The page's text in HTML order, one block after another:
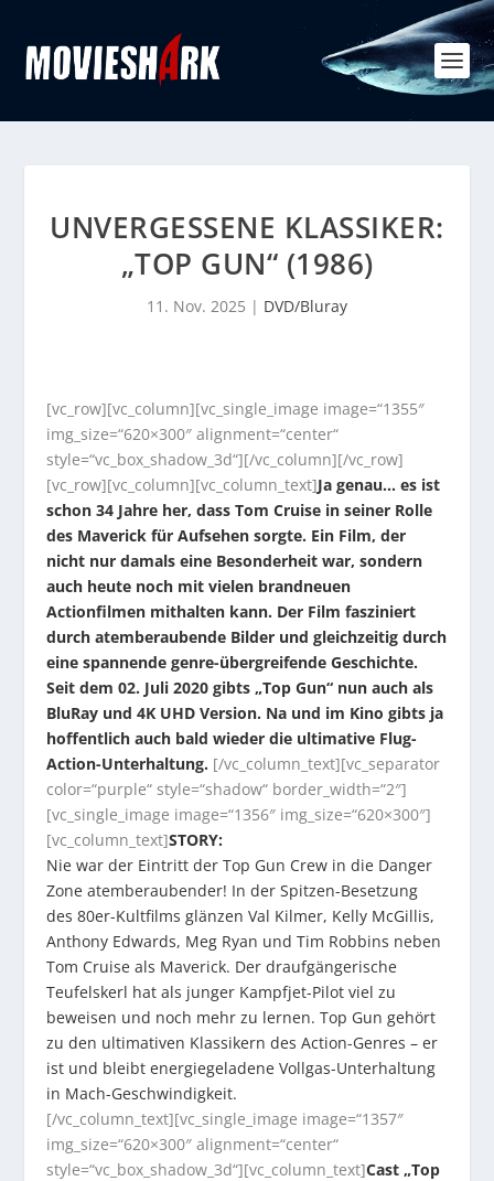
UNVERGESSENE KLASSIKER:
„TOP GUN“ (1986)
11. Nov. 2025 | DVD/Bluray
[vc_row][vc_column][vc_single_image image=“1355″
img_size=“620×300″ alignment=“center“
style=“vc_box_shadow_3d“][/vc_column][/vc_row]
[vc_row][vc_column][vc_column_text]Ja genau… es ist
schon 34 Jahre her, dass Tom Cruise in seiner Rolle
des Maverick für Aufsehen sorgte. Ein Film, der
nicht nur damals eine Besonderheit war, sondern
auch heute noch mit vielen brandneuen
Actionfilmen mithalten kann. Der Film fasziniert
durch atemberaubende Bilder und gleichzeitig durch
eine spannende genre-übergreifende Geschichte.
Seit dem 02. Juli 2020 gibts „Top Gun“ nun auch als
BluRay und 4K UHD Version. Na und im Kino gibts ja
hoffentlich auch bald wieder die ultimative Flug-
Action-Unterhaltung. [/vc_column_text][vc_separator
color=“purple“ style=“shadow“ border_width=“2″]
[vc_single_image image=“1356″ img_size=“620×300″]
[vc_column_text]STORY:
Nie war der Eintritt der Top Gun Crew in die Danger
Zone atemberaubender! In der Spitzen-Besetzung
des 80er-Kultfilms glänzen Val Kilmer, Kelly McGillis,
Anthony Edwards, Meg Ryan und Tim Robbins neben
Tom Cruise als Maverick. Der draufgängerische
Teufelskerl hat als junger Kampfjet-Pilot viel zu
beweisen und noch mehr zu lernen. Top Gun gehört
zu den ultimativen Klassikern des Action-Genres – er
ist und bleibt energiegeladene Vollgas-Unterhaltung
in Mach-Geschwindigkeit.
[/vc_column_text][vc_single_image image=“1357″
img_size=“620×300″ alignment=“center“
style=“vc_box_shadow_3d“][vc_column_text]Cast „Top